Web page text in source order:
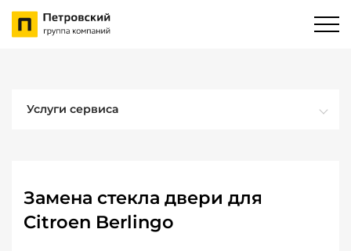
Услуги сервиса
Замена стекла двери для
Citroen Berlingo